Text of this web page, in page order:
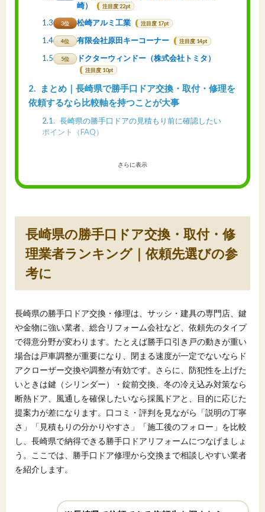
崎）
注目度 22pt
1.3 3位 松崎アルミ工業 注目度 17pt
1.4 4位 有限会社原田キーコーナー 注目度 14pt
1.5 5位 ドクターウィンドー（株式会社トミタ）
注目度 10pt
2
まとめ｜長崎県で勝手口ドア交換・取付・修理を
依頼するなら比較軸を持つことが大事
2.1
長崎県の勝手口ドアの見積もり前に確認したい
ポイント（FAQ）
さらに表示
長崎県の勝手口ドア交換・取付・修
理業者ランキング｜依頼先選びの参
考に
長崎県の勝手口ドア交換・修理は、サッシ・建具の専門店、鍵
や金物に強い業者、総合リフォーム会社など、依頼先のタイプ
で得意分野が変わります。たとえば勝手口引き戸の動きが重い
場合は戸車調整が重要になり、閉まる速度が一定でないならド
アクローザー交換や調整が有効です。さらに、防犯性を上げた
いときは鍵（シリンダー）・錠前交換、冬の冷え込み対策なら
断熱ドア、風通しを確保したいなら採風ドアと、目的に応じた
提案力が差になります。口コミ・評判を見ながら「説明の丁寧
さ」「見積もりの分かりやすさ」「施工後のフォロー」を比較
し、長崎県で納得できる勝手口ドアリフォームにつなげましょ
う。ここでは、勝手口ドア修理から交換まで相談しやすい業者
を紹介します。